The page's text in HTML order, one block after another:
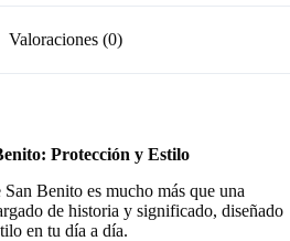
Valoraciones (0)
Protección y Estilo
Benito es mucho más que una
de historia y significado, diseñado
en tu día a día.